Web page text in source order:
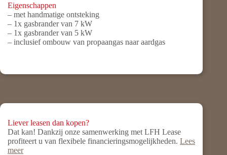
Eigenschappen
– met handmatige ontsteking
– 1x gasbrander van 7 kW
– 1x gasbrander van 5 kW
– inclusief ombouw van propaangas naar aardgas
Liever leasen dan kopen?
Dat kan! Dankzij onze samenwerking met LFH Lease
profiteert u van flexibele financieringsmogelijkheden. Lees
meer